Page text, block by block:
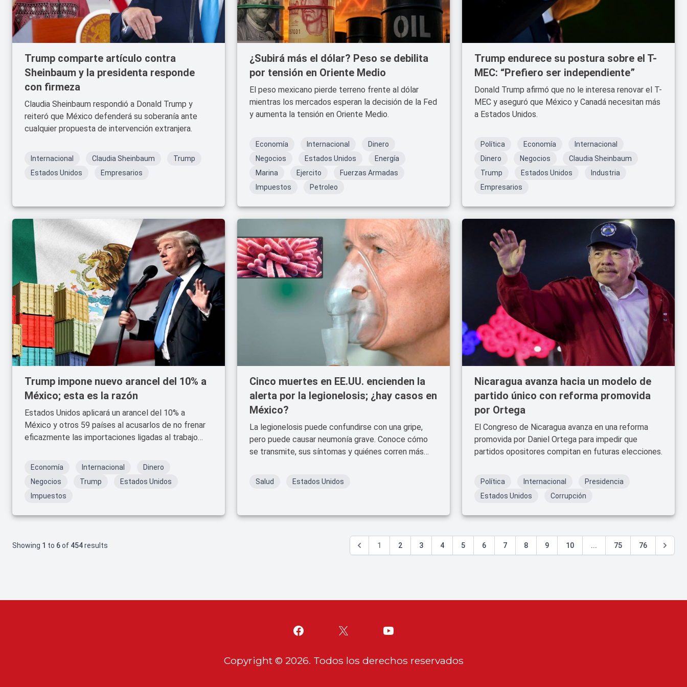
Trump comparte artículo contra
Sheinbaum y la presidenta responde
con firmeza
Claudia Sheinbaum respondió a Donald Trump y
reiteró que México defenderá su soberanía ante
cualquier propuesta de intervención extranjera.
Internacional Claudia Sheinbaum
Trump
Estados Unidos
Empresarios
¿Subirá más el dólar? Peso se debilita
por tensión en Oriente Medio
El peso mexicano pierde terreno frente al dólar
mientras los mercados esperan la decisión de la Fed
y aumenta la tensión en Oriente Medio.
Economía Internacional
Dinero
Negocios
Estados Unidos
Energía
Marina
Ejercito
Fuerzas Armadas
Impuestos
Petroleo
Trump endurece su postura sobre el T-
MEC: “Prefiero ser independiente”
Donald Trump afirmó que no le interesa renovar el T-
MEC y aseguró que México y Canadá necesitan más
a Estados Unidos.
Política Economía
Internacional
Dinero
Negocios
Claudia Sheinbaum
Trump
Estados Unidos
Industria
Empresarios
Trump impone nuevo arancel del 10% a
México; esta es la razón
Estados Unidos aplicará un arancel del 10% a
México y otros 59 países al acusarlos de no frenar
eficazmente las importaciones ligadas al trabajo
Economía Internacional
Dinero
Negocios
Trump
Estados Unidos
Impuestos
Cinco muertes en EE.UU. encienden la
alerta por la legionelosis; ¿hay casos en
México?
La legionelosis puede confundirse con una gripe,
pero puede causar neumonía grave. Conoce cómo
se transmite, sus síntomas y quiénes corren más
Salud Estados Unidos
Nicaragua avanza hacia un modelo de
partido único con reforma promovida
por Ortega
El Congreso de Nicaragua avanza en una reforma
promovida por Daniel Ortega para impedir que
partidos opositores compitan en futuras elecciones.
Política Internacional
Presidencia
Estados Unidos
Corrupción
Showing 1 to 6of 454results 1 2 3 4 5 6 7 8 9 10 ... 75 76
Copyright © 2026. Todos los derechos reservados